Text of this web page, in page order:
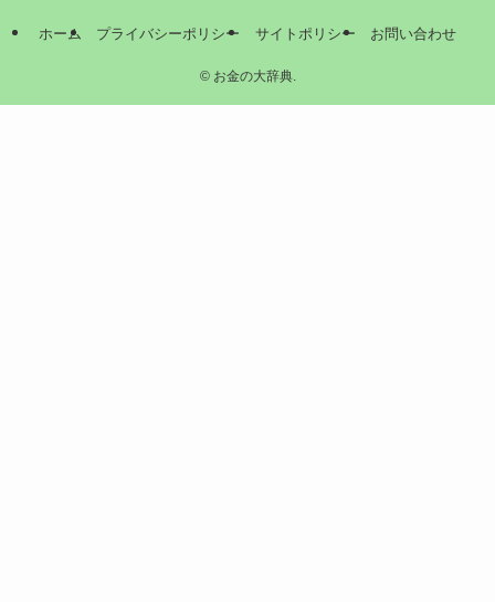
ホーム プライバシーポリシー サイトポリシー お問い合わせ
©お金の大辞典.